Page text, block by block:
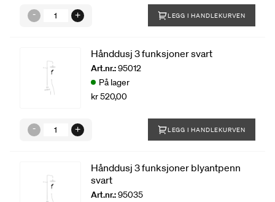
LEGG I HANDLEKURVEN
Hånddusj 3 funksjoner svart
Art.nr.:95012
På lager
kr 520,00
LEGG I HANDLEKURVEN
Hånddusj 3 funksjoner blyantpenn
svart
Art.nr.:95035